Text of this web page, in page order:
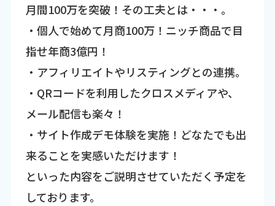
月間100万を突破！その工夫とは・・・。
・個人で始めて月商100万！ニッチ商品で目
指せ年商3億円！
・アフィリエイトやリスティングとの連携。
・QRコードを利用したクロスメディアや、
メール配信も楽々！
・サイト作成デモ体験を実施！どなたでも出
来ることを実感いただけます！
といった内容をご説明させていただく予定を
しております。